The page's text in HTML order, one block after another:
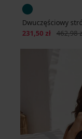
Dwuczęściowy
Zniżka
231,50 zł 462,98